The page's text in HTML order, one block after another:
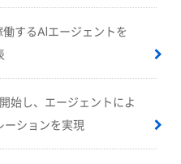
するAIエージェントを
始し、エージェントによ
ーションを実現